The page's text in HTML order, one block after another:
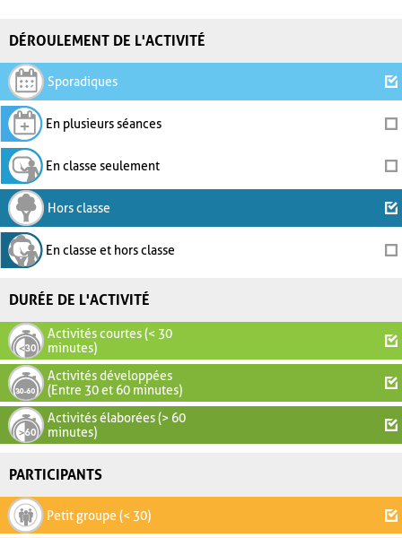
DÉROULEMENT DE L'ACTIVITÉ
Sporadiques
En plusieurs séances
En classe seulement
Hors classe
En classe et hors classe
DURÉE DE L'ACTIVITÉ
Activités courtes (< 30
minutes)
Activités développées
(Entre 30 et 60 minutes)
Activités élaborées (> 60
minutes)
PARTICIPANTS
Petit groupe (< 30)